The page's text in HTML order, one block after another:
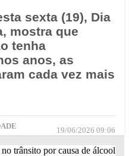
sexta (19), Dia
mostra que
tenha
anos, as
cada vez mais
19/06/2026 09:06